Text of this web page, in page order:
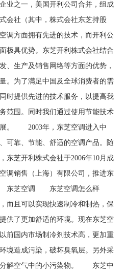
业之一，美国开利公司合并，组成
会社（其中，株式会社东芝持股
调方面拥有先进的技术，而开利公
极具优势。东芝开利株式会社结合
、生产及销售网络等方面的优势，
。为了满足中国及全球消费者的需
时提供先进的技术服务，以提高我
范围。同时我们通过使用节能技术
展。 2003年，东芝空调进入中
可靠、节能、舒适的空调产品。随
东芝开利株式会社于2006年10月成
调销售（上海）有限公司，推进东
东芝空调 东芝空调怎么样
而且可以实现快速制冷和制热，保
供了更加舒适的环境。现在东芝空
前国内市场制冷剂技术高，更加重
境造成污染，破坏臭氧层。另外采
分解空气中的小污染物。 东芝中